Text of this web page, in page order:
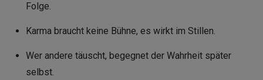
Folge.
Karma braucht keine Bühne, es wirkt im Stillen.
Wer andere täuscht, begegnet der Wahrheit später
selbst.